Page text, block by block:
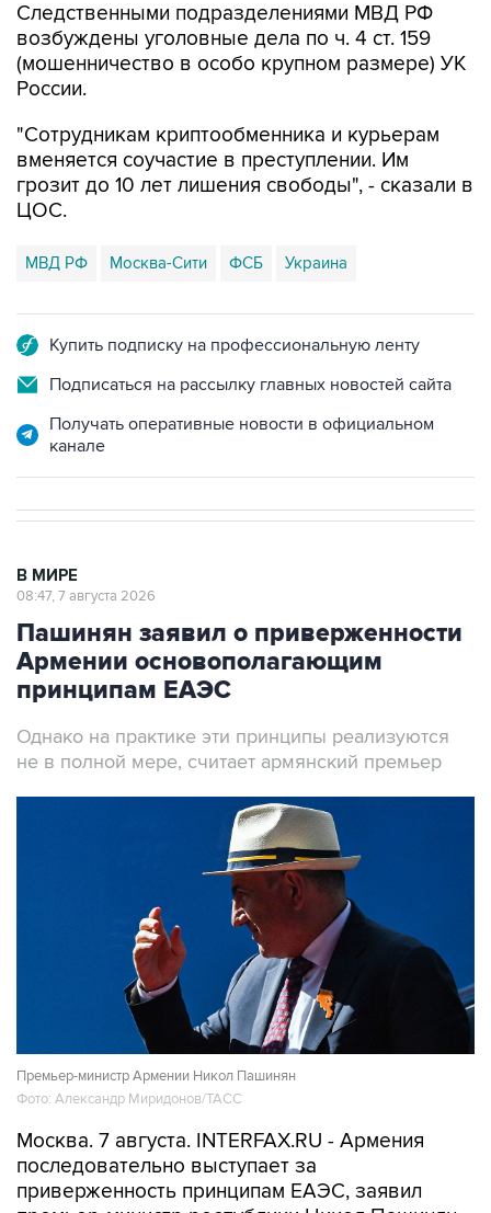
Следственными подразделениями МВД РФ
возбуждены уголовные дела по ч. 4 ст. 159
(мошенничество в особо крупном размере) УК
России.
"Сотрудникам криптообменника и курьерам
вменяется соучастие в преступлении. Им
грозит до 10 лет лишения свободы", - сказали в
ЦОС.
МВД РФ Москва-Сити ФСБ Украина
Купить подписку на профессиональную ленту
Подписаться на рассылку главных новостей сайта
Получать оперативные новости в официальном
канале
В МИРЕ
08:47, 7 августа 2026
Пашинян заявил о приверженности
Армении основополагающим
принципам ЕАЭС
Однако на практике эти принципы реализуются
не в полной мере, считает армянский премьер
Премьер-министр Армении Никол Пашинян
Фото: Александр Миридонов/ТАСС
Москва. 7 августа. INTERFAX.RU - Армения
последовательно выступает за
приверженность принципам ЕАЭС, заявил